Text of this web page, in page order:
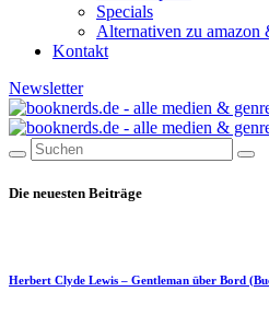
Specials
Alternativen zu amazon
Kontakt
Newsletter
Die neuesten Beiträge
Herbert Clyde Lewis – Gentleman über Bord